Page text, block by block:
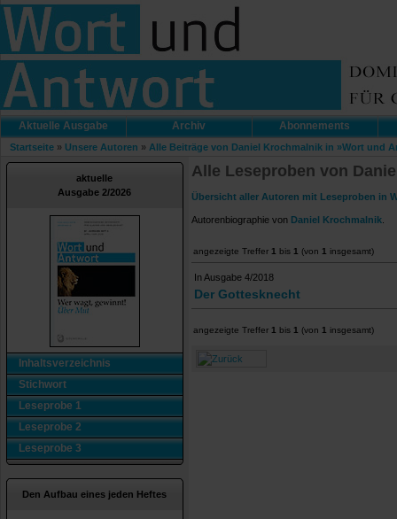
Aktuelle Ausgabe Archiv Abonnements
Startseite » Unsere Autoren » Alle Beiträge von Daniel Krochmalnik in »Wort und
aktuelle
Ausgabe 2/2026
Inhaltsverzeichnis
Stichwort
Leseprobe 1
Leseprobe 2
Leseprobe 3
Den Aufbau eines jeden Heftes
Alle Leseproben von
Übersicht aller Autoren mit Leseproben in
Autorenbiographie von Daniel Krochmalnik
angezeigte Treffer 1 bis 1 (von 1 insgesamt)
In Ausgabe 4/2018
Der Gottesknecht
angezeigte Treffer 1 bis 1 (von 1 insgesamt)